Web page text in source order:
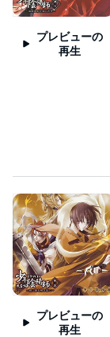
プレビューの
再生
プレビューの
再生